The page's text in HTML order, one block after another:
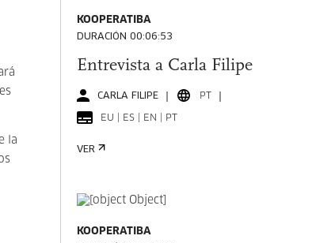
la
KOOPERATIBA
DURACIÓN 00:06:53
Entrevista a Carla Filipe
CARLA FILIPE PT
EU | ES | EN | PT
VER
KOOPERATIBA